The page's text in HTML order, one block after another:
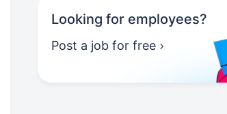
Looking for employees?
Post a job for free